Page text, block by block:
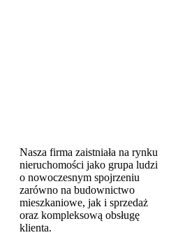
Nasza firma zaistniała na rynku
nieruchomości jako grupa ludzi
o nowoczesnym spojrzeniu
zarówno na budownictwo
mieszkaniowe, jak i sprzedaż
oraz kompleksową obsługę
klienta.